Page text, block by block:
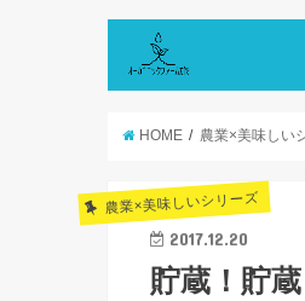
HOME 農業×美味しい
農業×美味しいシリーズ
2017.12.20
貯蔵！貯